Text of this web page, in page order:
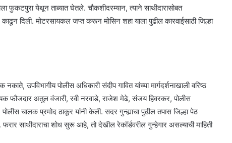
फुकटपुरा येथून ताब्यात घेतले. चौकशीदरम्यान, त्याने साथीदारासोबत
दिली. मोटरसायकल जप्त करून मोसिन शहा याला पुढील कारवाईसाठी जिल्हा
उपविभागीय पोलीस अधिकारी संदीप गावित यांच्या मार्गदर्शनाखाली वरिष्ठ
फौजदार अतुल वंजारी, रवी नरवाडे, राजेश मेढे, संजय हिवरकर, पोलीस
चालक प्रमोद ठाकूर यांनी केली. सदर गुन्ह्याचा पुढील तपास जिल्हा पेठ
साथीदाराचा शोध सुरू आहे, तो देखील रेकॉर्डवरील गुन्हेगार असल्याची माहिती